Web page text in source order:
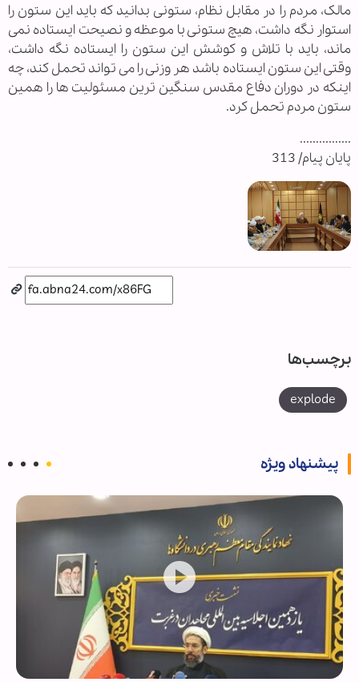
مالک، مردم را در مقابل نظام، ستونی بدانید که باید این ستون را
استوار نگه داشت، هیچ ستونی با موعظه و نصیحت ایستاده نمی
ماند، باید با تلاش و کوشش این ستون را ایستاده نگه داشت،
وقتی این ستون ایستاده باشد هر وزنی را می تواند تحمل کند، چه
اینکه در دوران دفاع مقدس سنگین ترین مسئولیت ها را همین
ستون مردم تحمل کرد.
................
پایان پیام/ 313
برچسب‌ها
explode
پیشنهاد ویژه